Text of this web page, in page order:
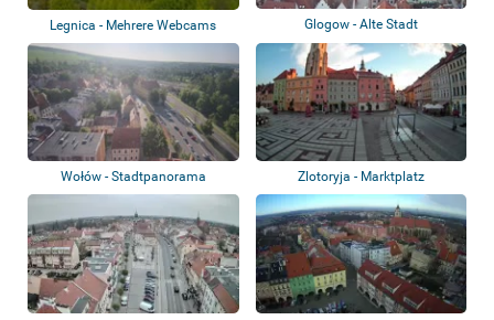
Legnica - Mehrere Webcams Glogow - Alte Stadt
Wołów - Stadtpanorama Zlotoryja - Marktplatz